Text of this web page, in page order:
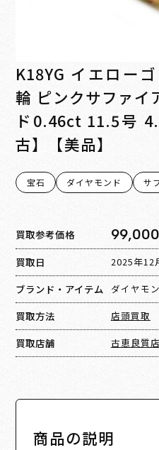
K18YG イエロー
輪 ピンクサファイ
ド0.46ct 11.5号
古】【美品】
宝石 ダイヤモンド サ
買取参考価格 99,000
買取日 2025年12
ブランド・アイテム ダイヤモ
買取方法 店頭買取
買取店舗 古恵良質
商品の説明